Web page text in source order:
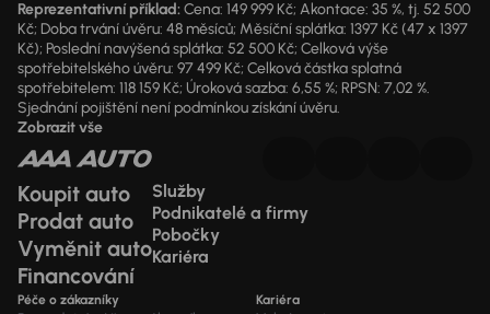
Reprezentativní příklad:Cena: 149 999 Kč; Akontace: 35 %, tj. 52 500
Kč; Doba trvání úvěru: 48 měsíců; Měsíční splátka: 1397 Kč (47 x 1397
Kč); Poslední navýšená splátka: 52 500 Kč; Celková výše
spotřebitelského úvěru: 97 499 Kč; Celková částka splatná
spotřebitelem: 118 159 Kč; Úroková sazba: 6,55 %; RPSN: 7,02 %.
Sjednání pojištění není podmínkou získání úvěru.
Zobrazit vše
Koupit auto
Prodat auto
Vyměnit auto
Financování
Služby
Podnikatelé a firmy
Pobočky
Kariéra
Péče o zákazníky Kariéra